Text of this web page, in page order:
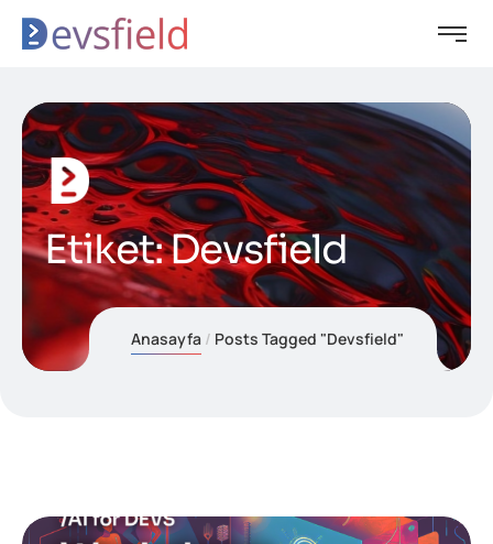
Etiket:Devsfield
Anasayfa Posts Tagged "Devsfield"